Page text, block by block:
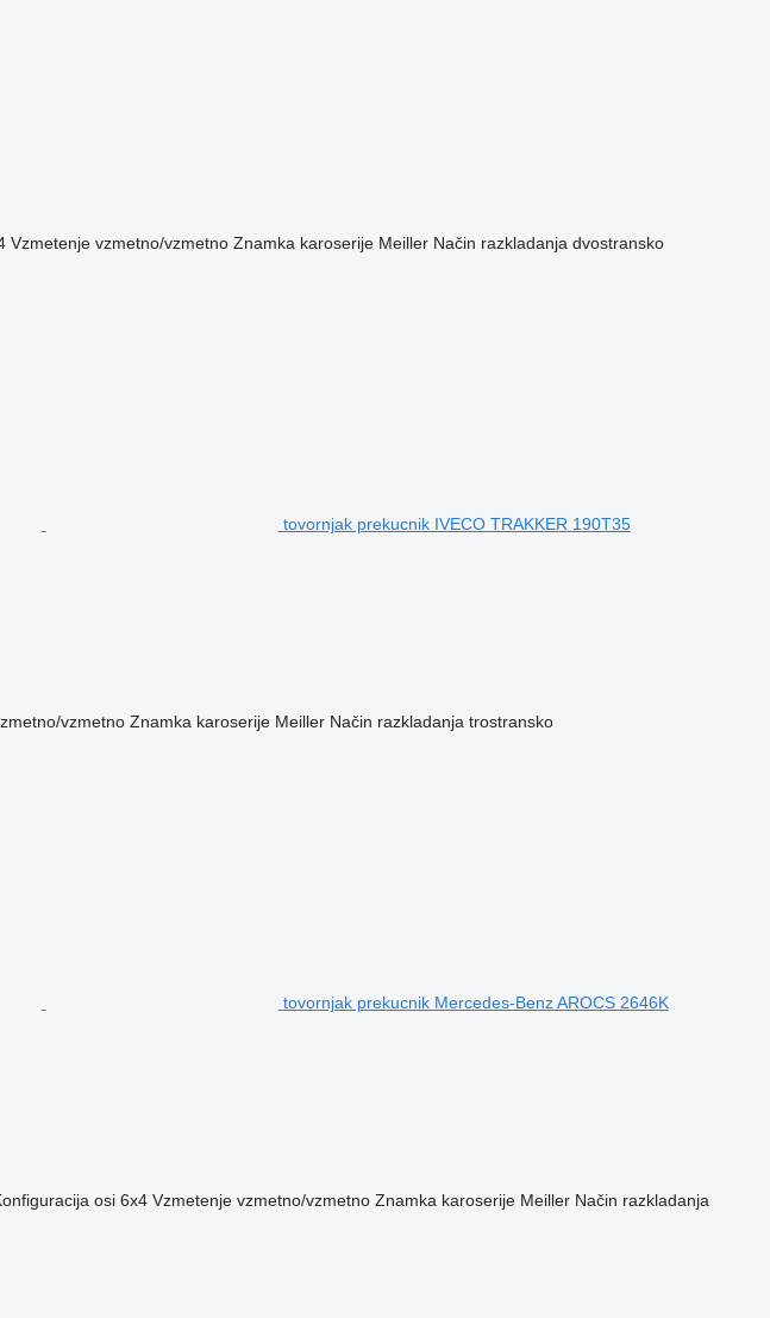
Vzmetenje vzmetno/vzmetno Znamka karoserije Meiller Način razkladanja dvostransko
tovornjak prekucnik IVECO TRAKKER 190T35
vzmetno Znamka karoserije Meiller Način razkladanja trostransko
tovornjak prekucnik Mercedes-Benz AROCS 2646K
osi 6x4 Vzmetenje vzmetno/vzmetno Znamka karoserije Meiller Način razkladanja